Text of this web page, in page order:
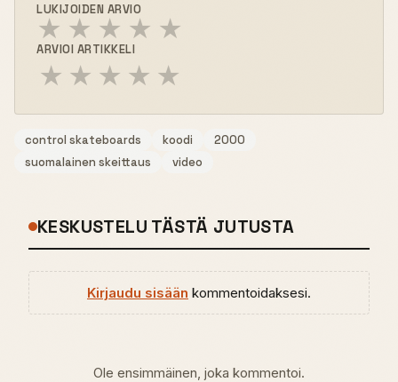
LUKIJOIDEN ARVIO
★ ★ ★ ★ ★
ARVIOI ARTIKKELI
★ ★ ★ ★ ★
control skateboards koodi
2000
suomalainen skeittaus
video
KESKUSTELU TÄSTÄ JUTUSTA
Kirjaudu sisään kommentoidaksesi.
Ole ensimmäinen, joka kommentoi.